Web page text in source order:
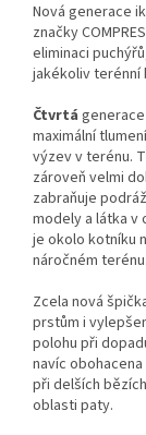
Nová generace
značky
eliminaci
jakékoliv terénní
Čtvrtá
maximální
výzev v terénu.
zároveň velmi
zabraňuje
modely a látka v
je okolo kotníku
náročném terénu.
Zcela nová
prstům i
polohu při
navíc
při delších
oblasti paty.